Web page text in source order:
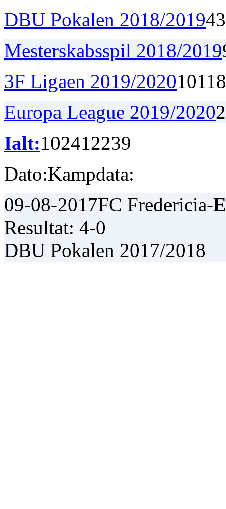
DBU Pokalen 2018/201943
Mesterskabsspil 2018/2019
3F Ligaen 2019/202010118
Europa League 2019/20202
Ialt:102412239
Dato:Kampdata:
09-08-2017FC Fredericia-
Resultat: 4-0
DBU Pokalen 2017/2018